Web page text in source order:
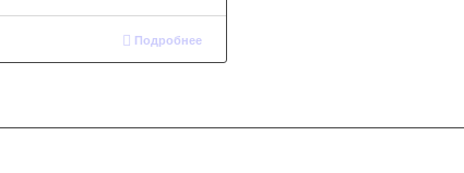
Подробнее